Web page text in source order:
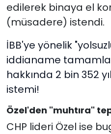
edilerek binaya el
(müsadere) istendi.
İBB'ye yönelik
iddianame
hakkında 2 bin 352
istemi!
Özel'den "muhtıra"
CHP lideri Özel ise